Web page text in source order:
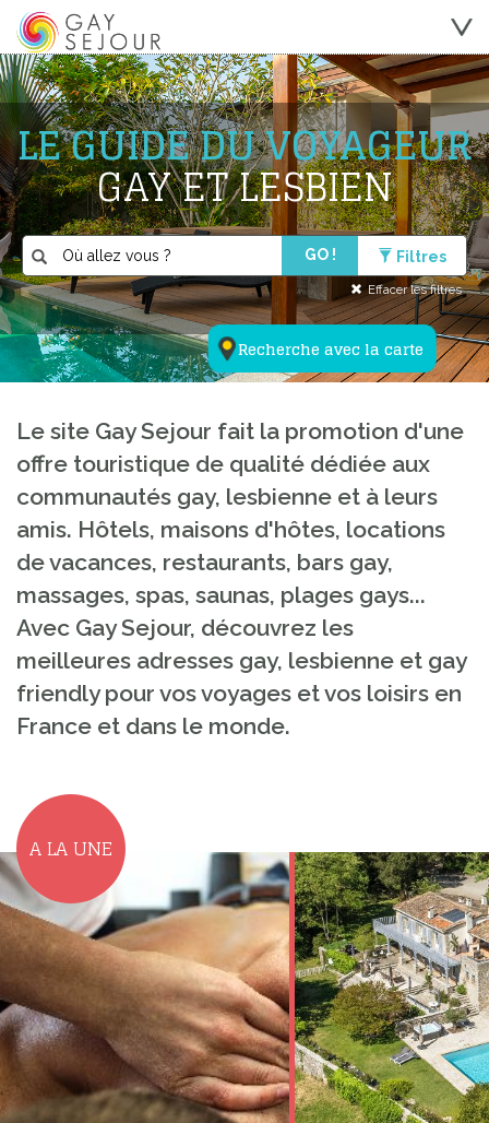
Recherche avec la carte
LE GUIDE DU VOYAGEUR
GAY ET LESBIEN
GO ! Filtres
Effacer les filtres
Le site Gay Sejour fait la promotion d'une
offre touristique de qualité dédiée aux
communautés gay, lesbienne et à leurs
amis. Hôtels, maisons d'hôtes, locations
de vacances, restaurants, bars gay,
massages, spas, saunas, plages gays...
Avec Gay Sejour, découvrez les
meilleures adresses gay, lesbienne et gay
friendly pour vos voyages et vos loisirs en
France et dans le monde.
A LA UNE